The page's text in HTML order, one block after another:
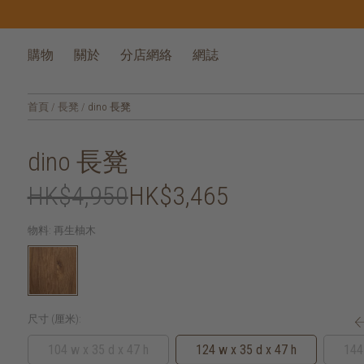
購物 關於 分店網絡 網誌
首頁 / 長凳 / dino 長凳
dino 長凳
HK$4,950HK$3,465
物料: 再生柚木
尺寸 (厘米):
124 w x 35 d x 47 h